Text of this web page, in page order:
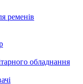
ременів
обладнання